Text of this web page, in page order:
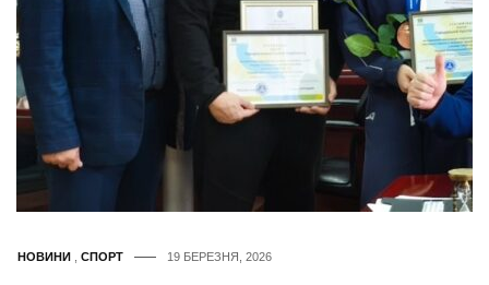
НОВИНИ СПОРТ 19 БЕРЕЗНЯ, 2026